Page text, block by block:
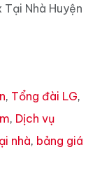
Nhà Huyện
, Tổng đài LG,
, Dịch vụ
nhà, bảng giá